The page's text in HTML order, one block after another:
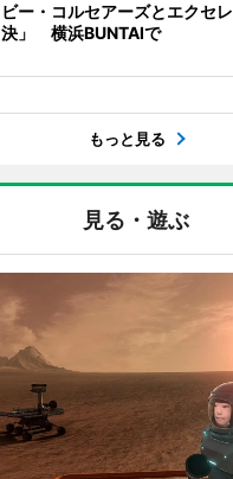
ビー・コルセアーズとエクセ
決」 横浜BUNTAIで
もっと見る
見る・遊ぶ